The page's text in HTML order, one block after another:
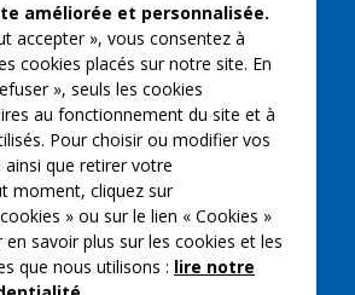
sommes-nous ?
Emargence
C’moi le chef
Actualités
Contactez nous
Mentions légales
des cookies
améliorée et personnalisée.
accepter », vous consentez à
cookies placés sur notre site. En
», seuls les cookies
au fonctionnement du site et à
Pour choisir ou modifier vos
que retirer votre
moment, cliquez sur
» ou sur le lien « Cookies »
en savoir plus sur les cookies et les
que nous utilisons : lire notre